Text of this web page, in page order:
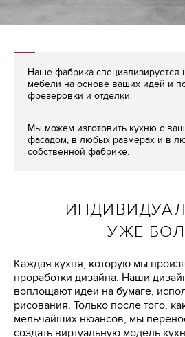
Наше фабрика специализируется
мебели на основе ваших идей и
фрезеровки и отделки.
Мы можем изготовить кухню с
фасадом, в любых размерах и в
собственной фабрике.
УЖЕ
Каждая кухня, которую мы
проработки дизайна. Наши
воплощают идеи на бумаге,
рисования. Только после того,
мельчайших нюансов, мы
создать виртуальную модель